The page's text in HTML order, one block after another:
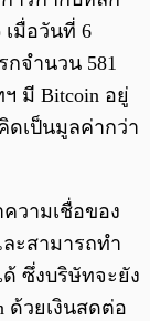
มื่อวันที่ 6
จำนวน 581
มี Bitcoin อยู่
ดเป็นมูลค่ากว่า
วามเชื่อของ
ละสามารถทำ
ซึ่งบริษัทจะยัง
ด้วยเงินสดต่อ